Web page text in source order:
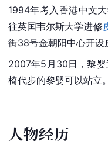
1994年考入香港中文
往英国韦尔斯大学进修
街38号金朝阳中心开设
2007年5月30日，黎婴
椅代步的黎婴可以站立
人物经历